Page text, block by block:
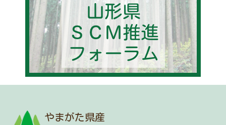
やまがた県産